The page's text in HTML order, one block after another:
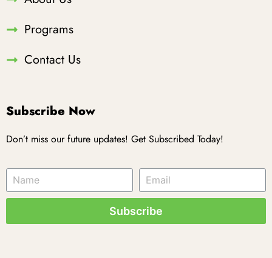
Programs
Contact Us
Subscribe Now
Don’t miss our future updates! Get Subscribed Today!
Subscribe